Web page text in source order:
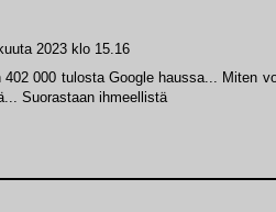
2023 klo 15.16
402 000 tulosta Google haussa... Miten
Suorastaan ihmeellistä